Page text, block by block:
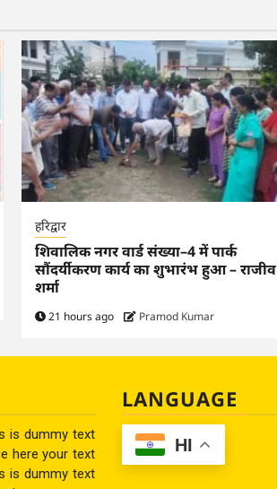
हरिद्वार
शिवालिक नगर वार्ड संख्या–4 में पार्क
सौंदर्यीकरण कार्य का शुभारंभ हुआ – राजीव
शर्मा
21 hours ago Pramod Kumar
is dummy text
here your text
is dummy text
LANGUAGE
HI